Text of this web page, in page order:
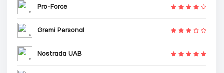
Pro-Force
Gremi Personal
Nostrada UAB